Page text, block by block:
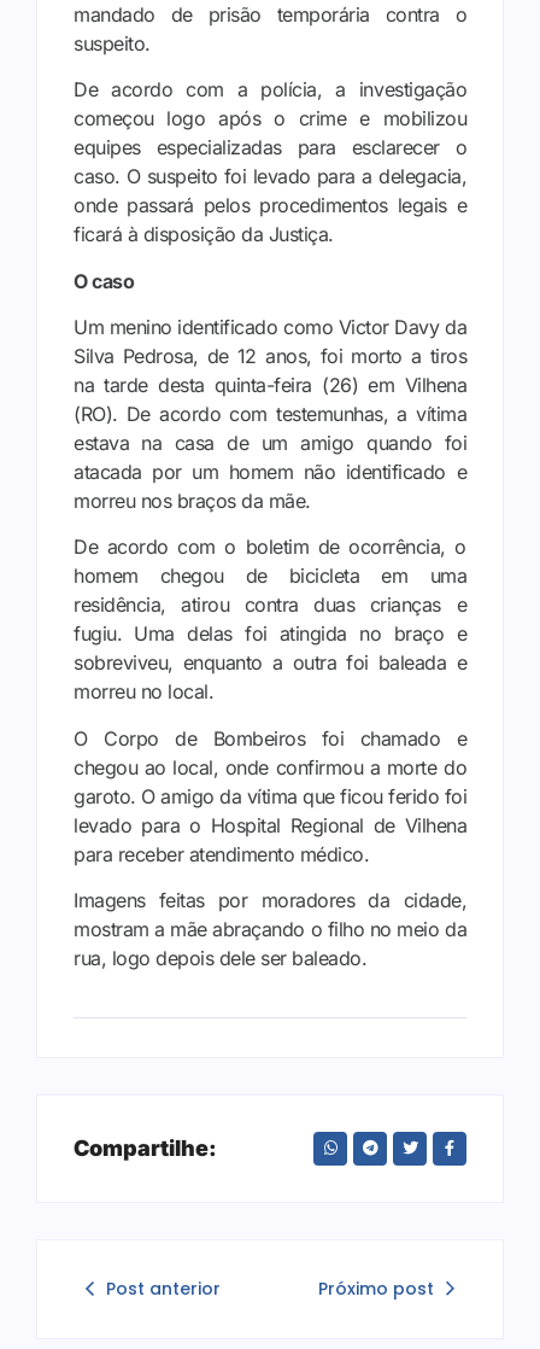
mandado de prisão temporária contra o
suspeito.
De acordo com a polícia, a investigação
começou logo após o crime e mobilizou
equipes especializadas para esclarecer o
caso. O suspeito foi levado para a delegacia,
onde passará pelos procedimentos legais e
ficará à disposição da Justiça.
O caso
Um menino identificado como Victor Davy da
Silva Pedrosa, de 12 anos, foi morto a tiros
na tarde desta quinta-feira (26) em Vilhena
(RO). De acordo com testemunhas, a vítima
estava na casa de um amigo quando foi
atacada por um homem não identificado e
morreu nos braços da mãe.
De acordo com o boletim de ocorrência, o
homem chegou de bicicleta em uma
residência, atirou contra duas crianças e
fugiu. Uma delas foi atingida no braço e
sobreviveu, enquanto a outra foi baleada e
morreu no local.
O Corpo de Bombeiros foi chamado e
chegou ao local, onde confirmou a morte do
garoto. O amigo da vítima que ficou ferido foi
levado para o Hospital Regional de Vilhena
para receber atendimento médico.
Imagens feitas por moradores da cidade,
mostram a mãe abraçando o filho no meio da
rua, logo depois dele ser baleado.
Compartilhe:
Post anterior Próximo post